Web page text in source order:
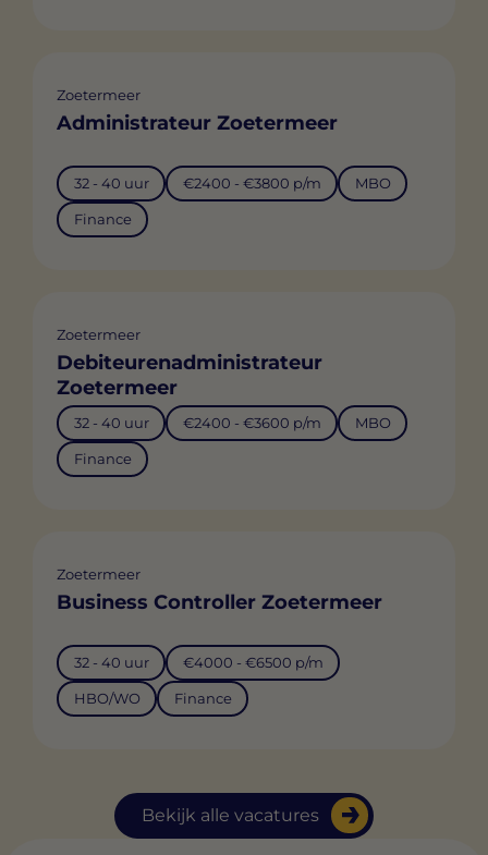
Bekijk alle vacatures
Zoetermeer
Administrateur Zoetermeer
32 - 40 uur €2400 - €3800 p/m MBO
Finance
Zoetermeer
Debiteurenadministrateur
Zoetermeer
32 - 40 uur €2400 - €3600 p/m MBO
Finance
Zoetermeer
Business Controller Zoetermeer
32 - 40 uur €4000 - €6500 p/m
HBO/WO Finance